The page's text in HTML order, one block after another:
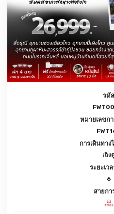
รหัส
หมายเลขกา
การเดินทาง
เฉิง
ระยะเว
6
สายกา